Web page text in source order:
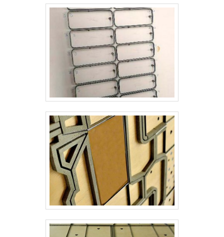
Facas é uma empresa que tem feito a
diferença no mercado pela seriedade e
qualidade que garante o sucesso aos
parceiros de ponta a ponta.
apenas o lucro, deixando a desejar nos outros
fatores.É por esta razão que a Real Laser
Facas é uma empresa altamente qualificada
quando se trata de empresas do segmento de
facas para corte e vinco. O foco é entregar a
satisfação da venda à entrega final, com foco
total na qualidade.A MELHOR EMPRESA NO
SEGMENTOApenas na Real Laser Facas
existem as melhores variedades no segmento
quando o assunto for facas para corte e vinco.
Com foco na experiência dos clientes, oferece
itens variados como facas de gráficas para
tags e facas para embalagens com ótima
qualidade e precisão.A empresa também
conta com um atendimento qualificado,
através de funcionários especializados e
cuidadosos, que entendem a necessidade de
cada cliente. Também foram investidos valores